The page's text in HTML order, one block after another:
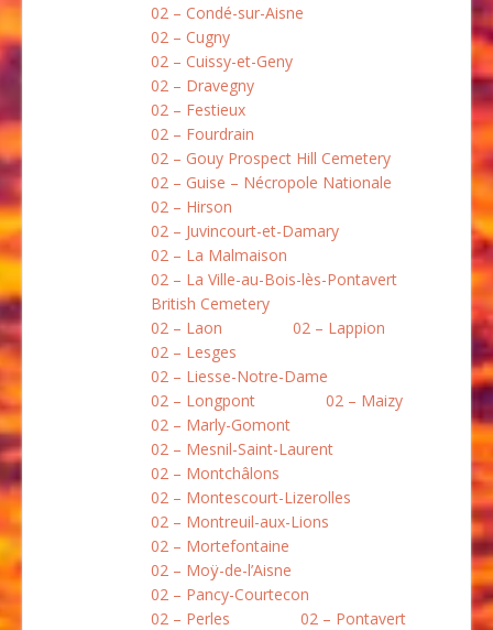
02 – Condé-sur-Aisne
02 – Cugny
02 – Cuissy-et-Geny
02 – Dravegny
02 – Festieux
02 – Fourdrain
02 – Gouy Prospect Hill Cemetery
02 – Guise – Nécropole Nationale
02 – Hirson
02 – Juvincourt-et-Damary
02 – La Malmaison
02 – La Ville-au-Bois-lès-Pontavert
British Cemetery
02 – Laon
02 – Lappion
02 – Lesges
02 – Liesse-Notre-Dame
02 – Longpont
02 – Maizy
02 – Marly-Gomont
02 – Mesnil-Saint-Laurent
02 – Montchâlons
02 – Montescourt-Lizerolles
02 – Montreuil-aux-Lions
02 – Mortefontaine
02 – Moÿ-de-l’Aisne
02 – Pancy-Courtecon
02 – Perles
02 – Pontavert